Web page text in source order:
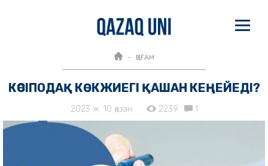
ҚОҒАМ
КӘСІПОДАҚ КӨКЖИЕГІ ҚАШАН КЕҢЕЙЕДІ?
2023 ж. 10 қазан 2239 1